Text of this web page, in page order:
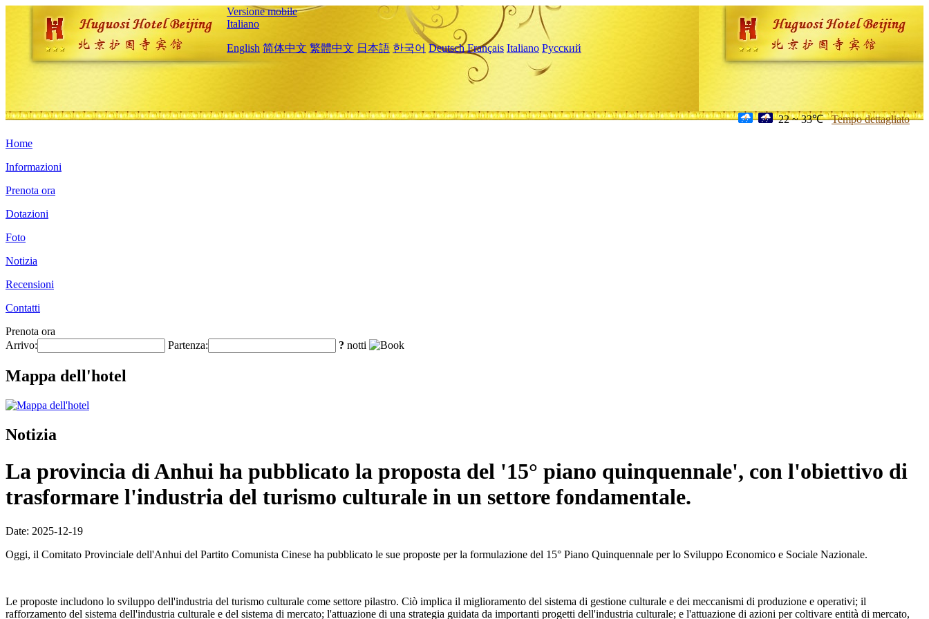
Versione mobile
Italiano
English 简体中文 繁體中文 日本語 한국어 Deutsch Français Italiano Русский
22 ~ 33℃ Tempo dettagliato
Home
Informazioni
Prenota ora
Dotazioni
Foto
Notizia
Recensioni
Contatti
Prenota ora
Arrivo:
Partenza: ? notti
Mappa dell'hotel
Notizia
La provincia di Anhui ha pubblicato la proposta del '15° piano quinquennale', con l'obiettivo di
trasformare l'industria del turismo culturale in un settore fondamentale.
Date: 2025-12-19
Oggi, il Comitato Provinciale dell'Anhui del Partito Comunista Cinese ha pubblicato le sue proposte per la formulazione del 15° Piano Quinquennale per lo Sviluppo Economico e Sociale Nazionale.
Le proposte includono lo sviluppo dell'industria del turismo culturale come settore pilastro. Ciò implica il miglioramento del sistema di gestione culturale e dei meccanismi di produzione e operativi; il
rafforzamento del sistema dell'industria culturale e del sistema di mercato; l'attuazione di una strategia guidata da importanti progetti dell'industria culturale; e l'attuazione di azioni per coltivare entità di mercato,